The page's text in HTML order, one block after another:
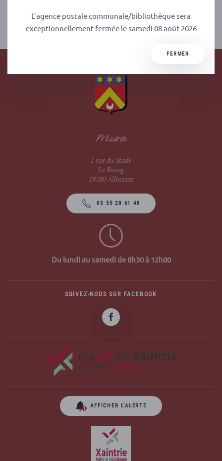
PRÉCÉDENT
Mairie
1 rue du Stade
Le Bourg
19380 Albussac
05 55 28 61 48
Du lundi au samedi de 8h30 à 12h00
SUIVEZ-NOUS SUR FACEBOOK
AFFICHER L’ALERTE
L'agence postale communale/bibliothèque sera
exceptionnellement fermée le samedi 08 août 2026
FERMER